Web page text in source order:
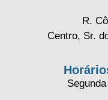
R.
Centro, Sr.